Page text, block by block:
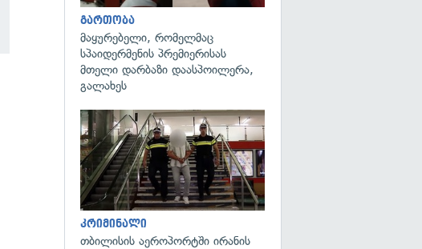
გართობა
მაყურებელი, რომელმაც
სპაიდერმენის პრემიერისას
მთელი დარბაზი დაასპოილერა,
გალახეს
კრიმინალი
თბილისის აეროპორტში ირანის